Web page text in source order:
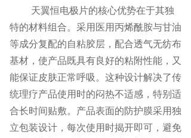
天翼恒电极片的核心优势在于其独
特的材料组合。采用医用丙烯酰胺与甘油
等成分复配的自粘胶层，配合透气无纺布
基材，使产品既具有良好的粘附性能，又
能保证皮肤正常呼吸。这种设计解决了传
统理疗产品使用时的闷热不适感，特别适
合长时间贴敷。产品表面的防护膜采用独
立包装设计，每次使用时揭开即可，避免